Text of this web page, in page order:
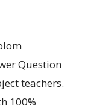
Question
teachers.
100%